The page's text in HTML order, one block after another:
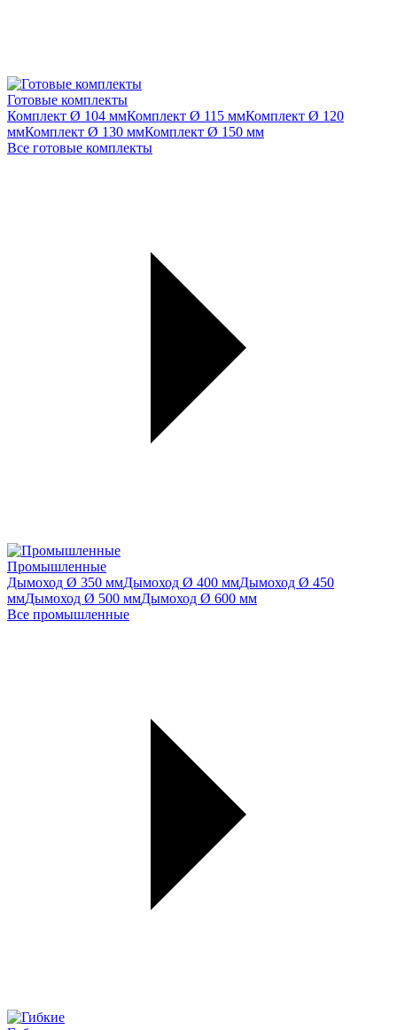
Готовые комплекты
Комплект Ø 104 ммКомплект Ø 115 ммКомплект Ø 120
ммКомплект Ø 130 ммКомплект Ø 150 мм
Все готовые комплекты
Промышленные
Дымоход Ø 350 ммДымоход Ø 400 ммДымоход Ø 450
ммДымоход Ø 500 ммДымоход Ø 600 мм
Все промышленные